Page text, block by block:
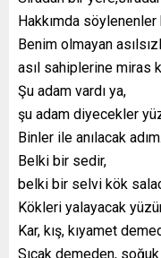
Hakkımda
Benim olmayan
asıl sahiplerine miras
Şu adam vardı ya,
şu adam diyecekler
Binler ile anılacak adım.
Belki bir sedir,
belki bir selvi kök
Kökleri yalayacak
Kar, kış, kıyamet
Sıcak demeden,